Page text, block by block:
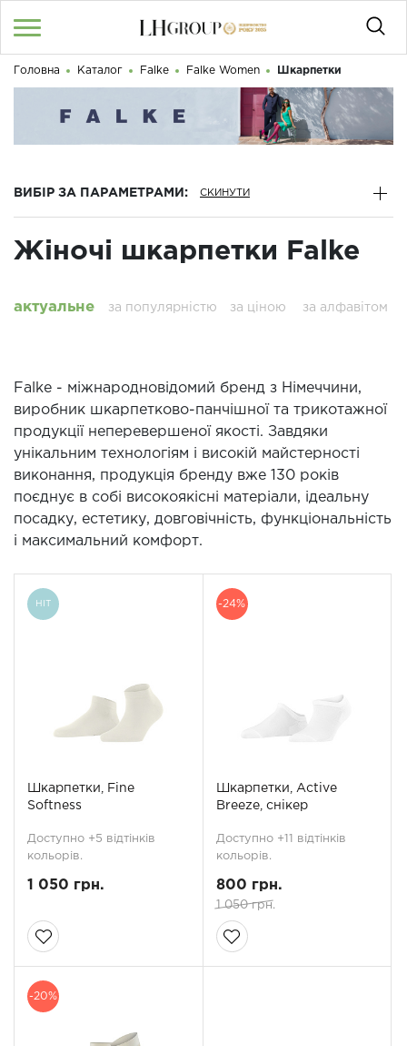
Увійти / Реєстрація
050 187 33 33
Графік роботи з 9:00 до 21:00
КОНТАКТИ
Доброго дня! Що Ви шукаєте?
Головна Каталог Falke Falke Women Шкарпетки
ВИБІР ЗА ПАРАМЕТРАМИ:
Жіночі шкарпетки Falke
актуальне за популярністю за ціною за алфавітом
Falke - міжнародновідомий бренд з Німеччини,
виробник шкарпетково-панчішної та трикотажної
продукції неперевершеної якості. Завдяки
унікальним технологіям і високій майстерності
виконання, продукція бренду вже 130 років
поєднує в собі високоякісні матеріали, ідеальну
посадку, естетику, довговічність, функціональність
і максимальний комфорт.
HIT
Шкарпетки, Fine
Softness
Доступно +5 відтінків
кольорів.
1 050 грн.
-24%
Шкарпетки, Active
Breeze, снікер
Доступно +11 відтінків
кольорів.
800 грн.
1 050 грн.
-20%